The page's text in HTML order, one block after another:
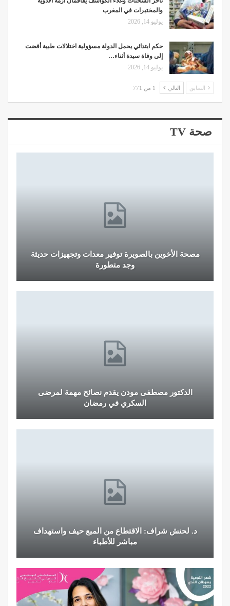
والمختبرات في المغرب
يوليو 14, 2026
حكم ابتدائي يحمل الدولة مسؤولية اختلالات طبية أفضت
إلى وفاة سيدة أثناء…
يوليو 14, 2026
السابق التالي 1 من 771
صحة TV
مصحة الأخوين بالصويرة توفير معدات وتجهيزات حديثة
وجد متطورة
الدكتور مصطفى مودن يقدم نصائح مهمة لمرضى
السكري في رمضان
د. لحنش شراف: الاقتطاع من المبع حيف واستهداف
مباشر للأطباء